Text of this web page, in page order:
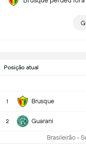
Posição atual
1 Brusque
2 Guarani
Brasileirão -